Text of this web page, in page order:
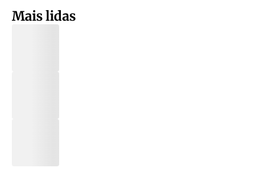
Mais lidas